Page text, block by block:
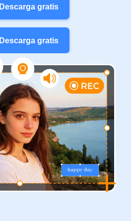
Descarga gratis
Descarga gratis